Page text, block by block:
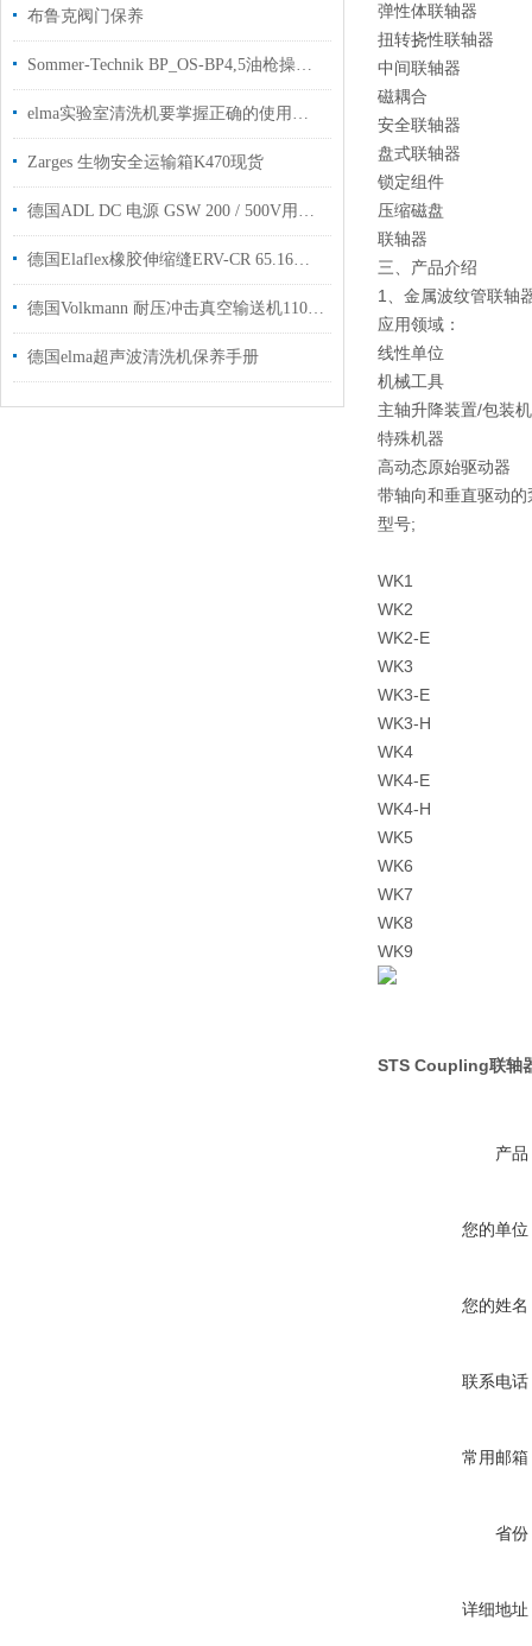
布鲁克阀门保养
Sommer-Technik BP_OS-BP4,5油枪操作说明
elma实验室清洗机要掌握正确的使用方法
Zarges 生物安全运输箱K470现货
德国ADL DC 电源 GSW 200 / 500V用于半导体真空镀膜工厂授权
德国Elaflex橡胶伸缩缝ERV-CR 65.16安装注意事项
德国Volkmann 耐压冲击真空输送机110144 M360用于处理散装货物
德国elma超声波清洗机保养手册
弹性体联轴器
扭转挠性联轴器
中间联轴器
磁耦合
安全联轴器
盘式联轴器
锁定组件
压缩磁盘
联轴器
三、产品介绍
1、金属波纹管联轴
应用领域：
线性单位
机械工具
主轴升降装置/包装机
特殊机器
高动态原始驱动器
带轴向和垂直驱动的
型号;
WK1
WK2
WK2-E
WK3
WK3-E
WK3-H
WK4
WK4-E
WK4-H
WK5
WK6
WK7
WK8
WK9
STS Coupling联轴
产品
您的单位
您的姓名
联系电话
常用邮箱
省份
详细地址